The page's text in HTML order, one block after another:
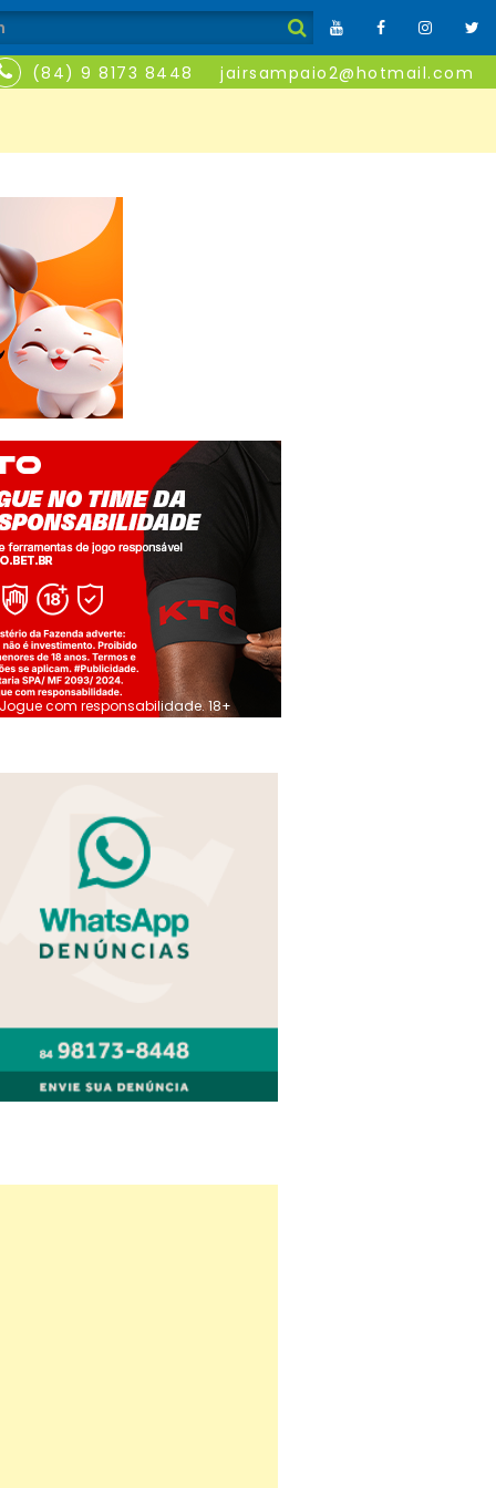
(84) 9 8173 8448 jairsampaio2@hotmail.com
Jogue com responsabilidade. 18+